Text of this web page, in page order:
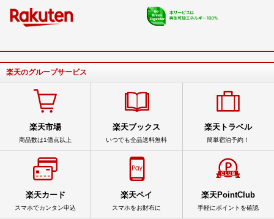
楽天のグループサービス
楽天市場
商品数は1億点以上
楽天ブックス
いつでも全品送料無料
楽天トラベル
簡単宿泊予約！
楽天カード
スマホでカンタン申込
楽天ペイ
スマホをお財布に
楽天PointClub
手軽にポイントを確認